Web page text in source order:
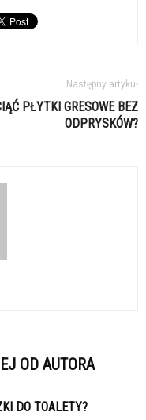
Następny artykuł
PŁYTKI GRESOWE BEZ
ODPRYSKÓW?
OD AUTORA
DO TOALETY?